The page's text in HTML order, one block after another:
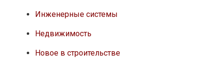
Инженерные системы
Недвижимость
Новое в строительстве